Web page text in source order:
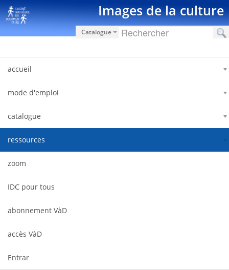
Pular para o conteúdo Images de la culture
Catalogue
accueil
mode d'emploi
catalogue
ressources
zoom
IDC pour tous
abonnement VàD
accès VàD
Entrar